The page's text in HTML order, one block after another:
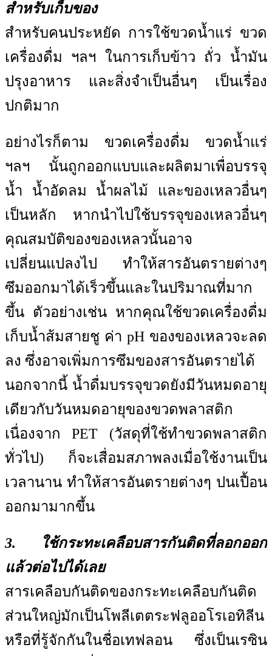
สำหรับเก็บของ
สำหรับคนประหยัด การใช้ขวดน้ำแร่ ขวด
เครื่องดื่ม ฯลฯ ในการเก็บข้าว ถั่ว น้ำมัน
ปรุงอาหาร และสิ่งจำเป็นอื่นๆ เป็นเรื่อง
ปกติมาก
อย่างไรก็ตาม ขวดเครื่องดื่ม ขวดน้ำแร่
ฯลฯ นั้นถูกออกแบบและผลิตมาเพื่อบรรจุ
น้ำ น้ำอัดลม น้ำผลไม้ และของเหลวอื่นๆ
เป็นหลัก หากนำไปใช้บรรจุของเหลวอื่นๆ
คุณสมบัติของของเหลวนั้นอาจ
เปลี่ยนแปลงไป ทำให้สารอันตรายต่างๆ
ซึมออกมาได้เร็วขึ้นและในปริมาณที่มาก
ขึ้น ตัวอย่างเช่น หากคุณใช้ขวดเครื่องดื่ม
เก็บน้ำส้มสายชู ค่า pH ของของเหลวจะลด
ลง ซึ่งอาจเพิ่มการซึมของสารอันตรายได้
นอกจากนี้ น้ำดื่มบรรจุขวดยังมีวันหมดอายุ
เดียวกับวันหมดอายุของขวดพลาสติก
เนื่องจาก PET (วัสดุที่ใช้ทำขวดพลาสติก
ทั่วไป) ก็จะเสื่อมสภาพลงเมื่อใช้งานเป็น
เวลานาน ทำให้สารอันตรายต่างๆ ปนเปื้อน
ออกมามากขึ้น
3. ใช้กระทะเคลือบสารกันติดที่ลอกออก
แล้วต่อไปได้เลย
สารเคลือบกันติดของกระทะเคลือบกันติด
ส่วนใหญ่มักเป็นโพลีเตตระฟลูออโรเอทิลีน
หรือที่รู้จักกันในชื่อเทฟลอน ซึ่งเป็นเรซิน